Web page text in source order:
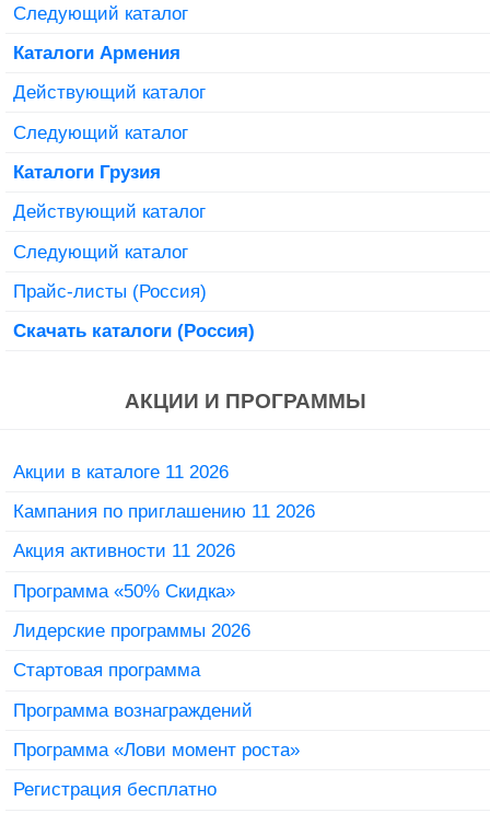
Следующий каталог
Каталоги Армения
Действующий каталог
Следующий каталог
Каталоги Грузия
Действующий каталог
Следующий каталог
Прайс-листы (Россия)
Скачать каталоги (Россия)
АКЦИИ И ПРОГРАММЫ
Акции в каталоге 11 2026
Кампания по приглашению 11 2026
Акция активности 11 2026
Программа «50% Скидка»
Лидерские программы 2026
Стартовая программа
Программа вознаграждений
Программа «Лови момент роста»
Регистрация бесплатно